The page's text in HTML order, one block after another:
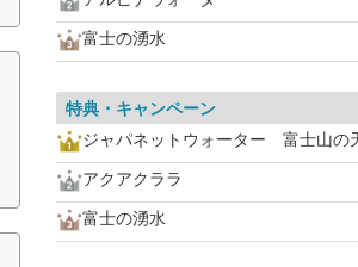
富士の湧水
特典・キャンペーン
ジャパネットウォーター 富士山の
アクアクララ
富士の湧水